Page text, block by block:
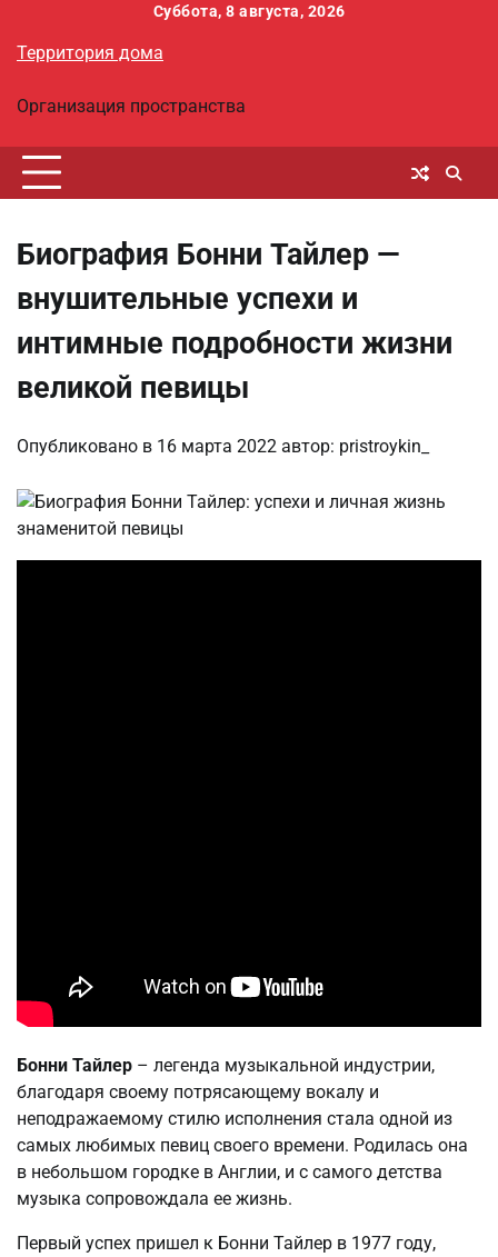
содержимому
Суббота, 8 августа, 2026
Территория дома
Организация пространства
Биография Бонни Тайлер —
внушительные успехи и
интимные подробности жизни
великой певицы
Опубликовано в 16 марта 2022 автор: pristroykin_
Бонни Тайлер – легенда музыкальной индустрии,
благодаря своему потрясающему вокалу и
неподражаемому стилю исполнения стала одной из
самых любимых певиц своего времени. Родилась она
в небольшом городке в Англии, и с самого детства
музыка сопровождала ее жизнь.
Первый успех пришел к Бонни Тайлер в 1977 году,